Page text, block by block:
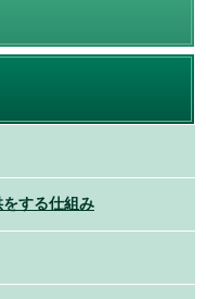
する仕組み